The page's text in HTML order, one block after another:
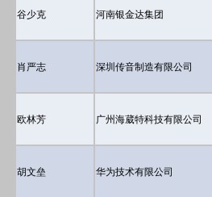
谷少克 河南银金达集团
肖严志 深圳传音制造有限公司
欧林芳 广州海葳特科技有限公司
胡文垒 华为技术有限公司